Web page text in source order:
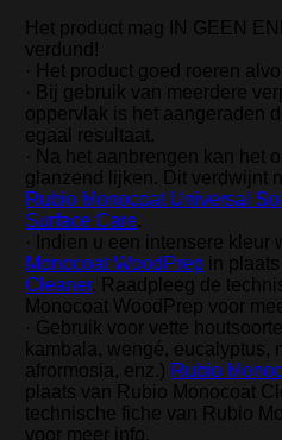
Het product mag IN GEEN
verdund!
· Het product goed roeren
· Bij gebruik van meerdere
oppervlak is het aangeraden
egaal resultaat.
· Na het aanbrengen kan het
glanzend lijken. Dit verdwijnt
Rubio Monocoat Universal
Surface Care.
· Indien u een intensere kleur
Monocoat WoodPrepin plaats
Cleaner. Raadpleeg de
Monocoat WoodPrep voor
· Gebruik voor vette
kambala, wengé, eucalyptus,
afrormosia, enz.) Rubio
plaats van Rubio Monocoat
technische fiche van Rubio
voor meer info.